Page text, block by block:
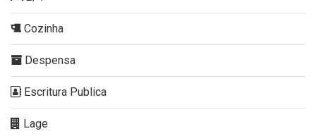
Cozinha
Despensa
Escritura Publica
Lage